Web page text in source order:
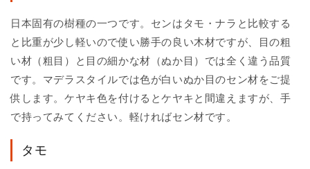
日本固有の樹種の一つです。センはタモ・ナラと比較する
と比重が少し軽いので使い勝手の良い木材ですが、目の粗
い材（粗目）と目の細かな材（ぬか目）では全く違う品質
です。マデラスタイルでは色が白いぬか目のセン材をご提
供します。ケヤキ色を付けるとケヤキと間違えますが、手
で持ってみてください。軽ければセン材です。
タモ